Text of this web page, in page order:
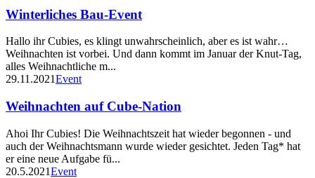
Winterliches Bau-Event
Hallo ihr Cubies, es klingt unwahrscheinlich, aber es ist wahr…
Weihnachten ist vorbei. Und dann kommt im Januar der Knut-Tag,
alles Weihnachtliche m...
29.11.2021Event
Weihnachten auf Cube-Nation
Ahoi Ihr Cubies! Die Weihnachtszeit hat wieder begonnen - und
auch der Weihnachtsmann wurde wieder gesichtet. Jeden Tag* hat
er eine neue Aufgabe fü...
20.5.2021Event